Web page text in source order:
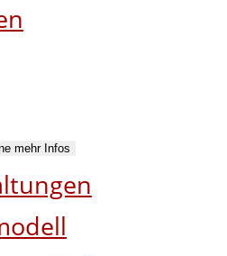
mehr Infos